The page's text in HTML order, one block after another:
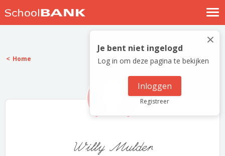
Nostalgische verhalen
Log in
Meld je gratis aan
×
Je bent niet ingelogd
Log in om deze pagina te bekijken
Inloggen
Registreer
Home
Willy Mulder